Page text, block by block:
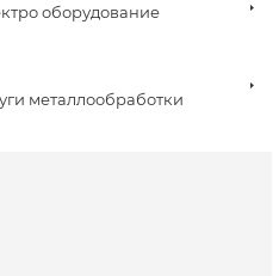
оборудование
металлообработки